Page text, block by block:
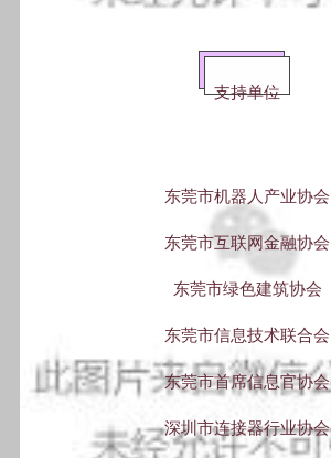
支持单位
东莞市机器人产业协会
东莞市互联网金融协会
东莞市绿色建筑协会
东莞市信息技术联合会
东莞市首席信息官协会
深圳市连接器行业协会